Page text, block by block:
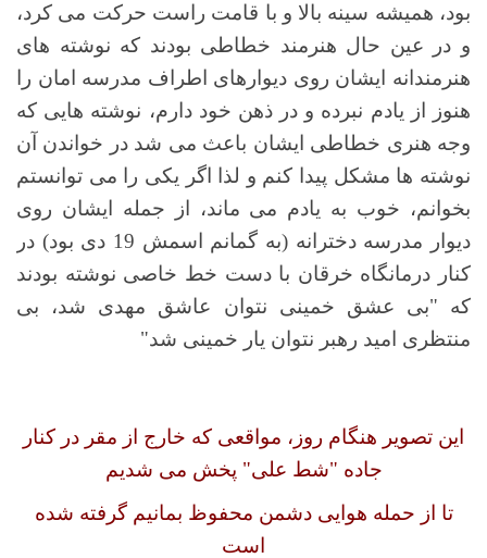
بود، همیشه سینه بالا و با قامت راست حرکت می کرد،
و در عین حال هنرمند خطاطی بودند که نوشته های
هنرمندانه ایشان روی دیوارهای اطراف مدرسه امان را
هنوز از یادم نبرده و در ذهن خود دارم، نوشته هایی که
وجه هنری خطاطی ایشان باعث می شد در خواندن آن
نوشته ها مشکل پیدا کنم و لذا اگر یکی را می توانستم
بخوانم، خوب به یادم می ماند، از جمله ایشان روی
دیوار مدرسه دخترانه (به گمانم اسمش 19 دی بود) در
کنار درمانگاه خرقان با دست خط خاصی نوشته بودند
که "بی عشق خمینی نتوان عاشق مهدی شد، بی
منتظری امید رهبر نتوان یار خمینی شد"
این تصویر هنگام روز، مواقعی که خارج از مقر در کنار
جاده "شط علی" پخش می شدیم
تا از حمله هوایی دشمن محفوظ بمانیم گرفته شده
است